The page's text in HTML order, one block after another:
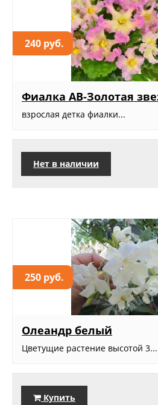
240 руб.
Фиалка АВ-Золотая
взрослая детка фиалки...
Нет в наличии
250 руб.
Олеандр белый
Цветущие растение высотой 3...
Купить